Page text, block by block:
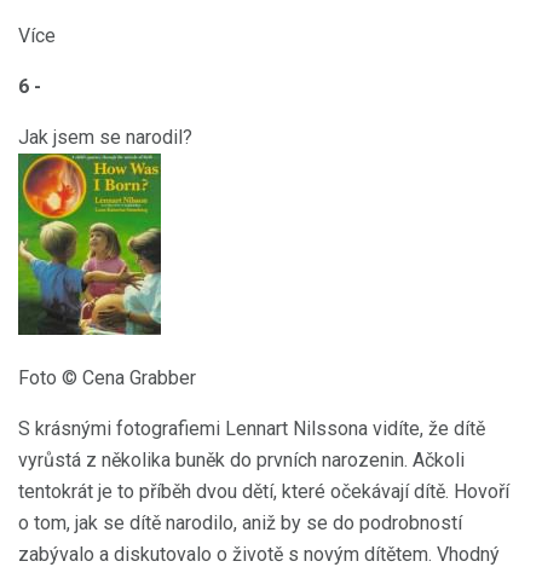
Více
6 -
Jak jsem se narodil?
Foto © Cena Grabber
S krásnými fotografiemi Lennart Nilssona vidíte, že dítě
vyrůstá z několika buněk do prvních narozenin. Ačkoli
tentokrát je to příběh dvou dětí, které očekávají dítě. Hovoří
o tom, jak se dítě narodilo, aniž by se do podrobností
zabývalo a diskutovalo o životě s novým dítětem. Vhodný